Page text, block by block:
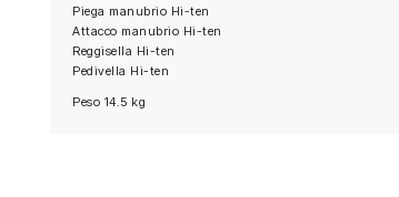
Piega manubrio Hi-ten
Attacco manubrio Hi-ten
Reggisella Hi-ten
Pedivella Hi-ten
Peso 14.5 kg